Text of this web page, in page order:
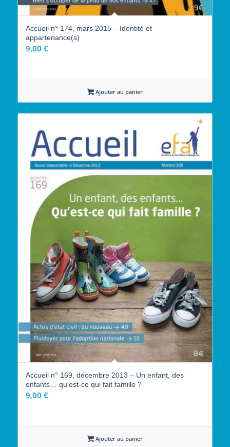
Accueil n° 174, mars 2015 – Identité et
appartenance(s)
9,00 €
Ajouter au panier
Accueil n° 169, décembre 2013 – Un enfant, des
enfants… qu’est-ce qui fait famille ?
9,00 €
Ajouter au panier